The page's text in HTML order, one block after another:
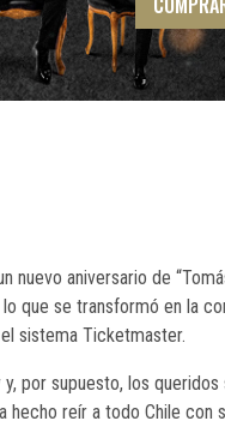
aniversario de
que se transformó en la
sistema Ticketmaster.
por supuesto, los queridos
hecho reír a todo Chile con